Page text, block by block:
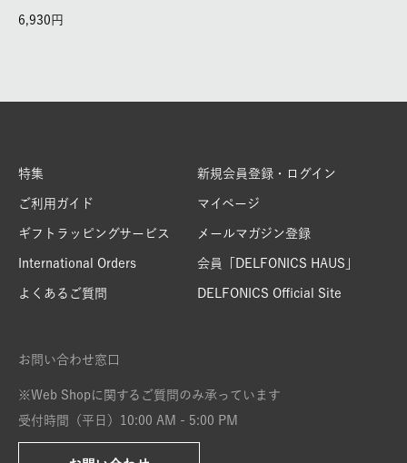
6,930
特集
ご利用ガイド
ギフトラッピングサービス
International Orders
よくあるご質問
新規会員登録・ログイン
マイページ
メールマガジン登録
会員「DELFONICS HAUS」
DELFONICS Official Site
お問い合わせ窓口
※Web Shopに関するご質問のみ承っています
受付時間（平日）10:00 AM - 5:00 PM